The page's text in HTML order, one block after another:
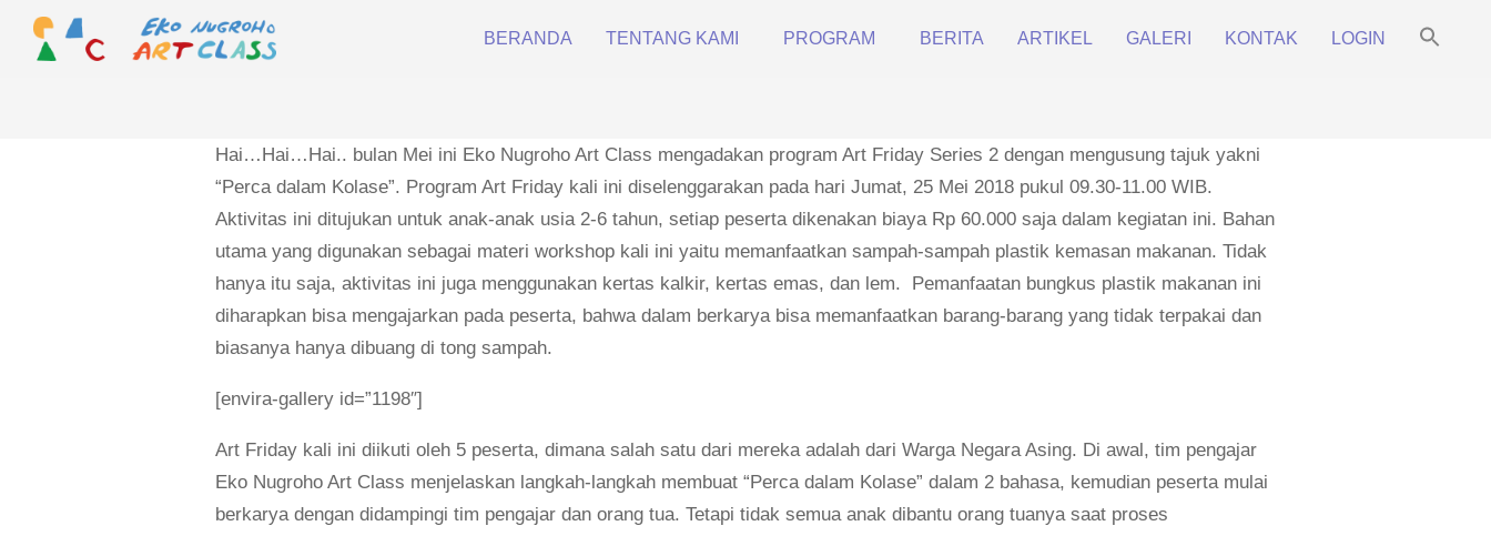
content
BERANDA TENTANG KAMI PROGRAM BERITA ARTIKEL GALERI KONTAK LOGIN
Hai…Hai…Hai.. bulan Mei ini Eko Nugroho Art Class mengadakan program Art Friday Series 2 dengan mengusung tajuk yakni
“Perca dalam Kolase”. Program Art Friday kali ini diselenggarakan pada hari Jumat, 25 Mei 2018 pukul 09.30-11.00 WIB.
Aktivitas ini ditujukan untuk anak-anak usia 2-6 tahun, setiap peserta dikenakan biaya Rp 60.000 saja dalam kegiatan ini. Bahan
utama yang digunakan sebagai materi workshop kali ini yaitu memanfaatkan sampah-sampah plastik kemasan makanan. Tidak
hanya itu saja, aktivitas ini juga menggunakan kertas kalkir, kertas emas, dan lem. Pemanfaatan bungkus plastik makanan ini
diharapkan bisa mengajarkan pada peserta, bahwa dalam berkarya bisa memanfaatkan barang-barang yang tidak terpakai dan
biasanya hanya dibuang di tong sampah.
[envira-gallery id=”1198″]
Art Friday kali ini diikuti oleh 5 peserta, dimana salah satu dari mereka adalah dari Warga Negara Asing. Di awal, tim pengajar
Eko Nugroho Art Class menjelaskan langkah-langkah membuat “Perca dalam Kolase” dalam 2 bahasa, kemudian peserta mulai
berkarya dengan didampingi tim pengajar dan orang tua. Tetapi tidak semua anak dibantu orang tuanya saat proses